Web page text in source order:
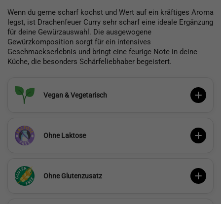
Wenn du gerne scharf kochst und Wert auf ein kräftiges Aroma
legst, ist Drachenfeuer Curry sehr scharf eine ideale Ergänzung
für deine Gewürzauswahl. Die ausgewogene
Gewürzkomposition sorgt für ein intensives
Geschmackserlebnis und bringt eine feurige Note in deine
Küche, die besonders Schärfeliebhaber begeistert.
Vegan & Vegetarisch
Ohne Laktose
Ohne Glutenzusatz